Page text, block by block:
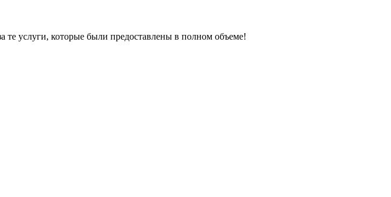
те услуги, которые были предоставлены в полном объеме!